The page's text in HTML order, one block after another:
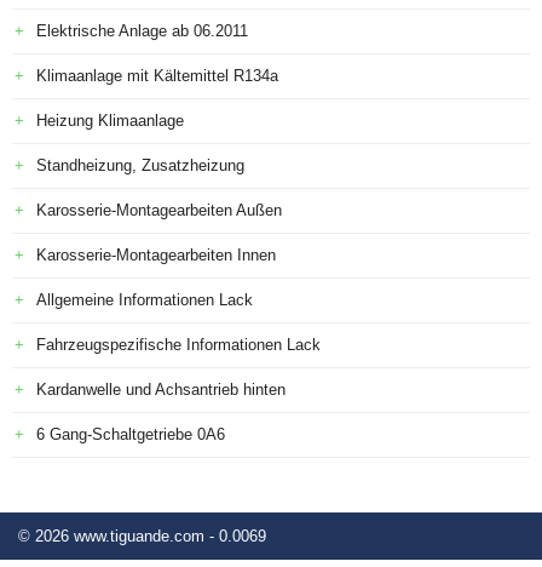
Elektrische Anlage ab 06.2011
Klimaanlage mit Kältemittel R134a
Heizung Klimaanlage
Standheizung, Zusatzheizung
Karosserie-Montagearbeiten Außen
Karosserie-Montagearbeiten Innen
Allgemeine Informationen Lack
Fahrzeugspezifische Informationen Lack
Kardanwelle und Achsantrieb hinten
6 Gang-Schaltgetriebe 0A6
© 2026 www.tiguande.com - 0.0069